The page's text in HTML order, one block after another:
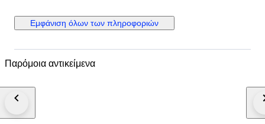
aucun éclat Diamètre à la base : 11.5 cm Hauteur : 16 cm à la base
évasée en cristal overlay de couleur bleu Très joli modèle laissant
tour intérieur du col Diamètre à la base : 10 cm Hauteur : 14 cm de forme
apparaître un riche décor de cupules Très bon état, aucun éclat Ø : 7 cm
Εμφάνιση όλων των πληροφοριών
Παρόμοια αντικείμενα